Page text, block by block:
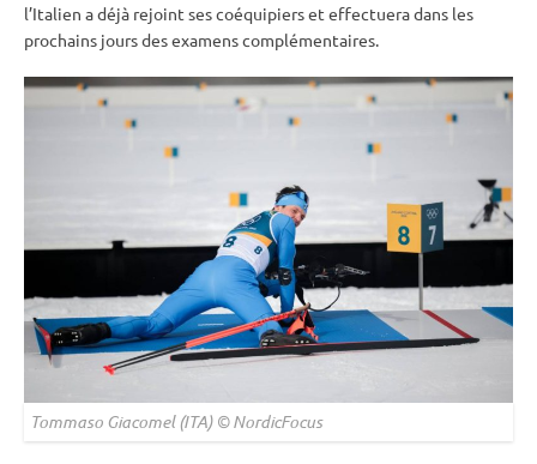
l’Italien a déjà rejoint ses coéquipiers et effectuera dans les
prochains jours des examens complémentaires.
Tommaso Giacomel (ITA) © NordicFocus